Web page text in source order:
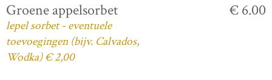
Groene appelsorbet
lepel sorbet - eventuele
toevoegingen (bijv. Calvados,
Wodka) € 2,00
€ 6.00